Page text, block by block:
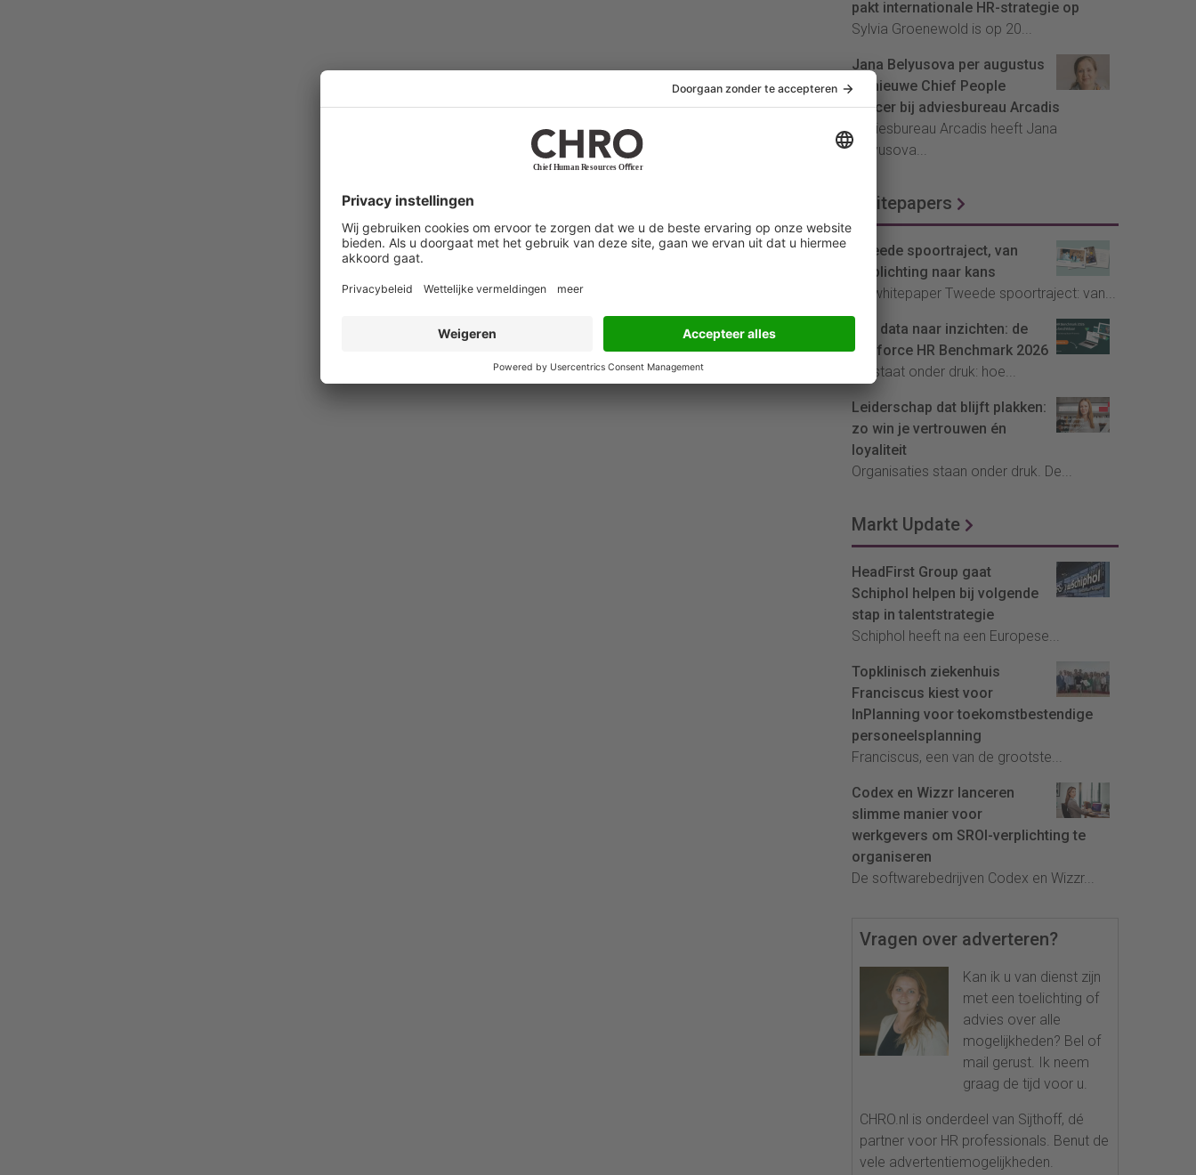
pakt internationale HR-strategie op
Sylvia Groenewold is op 20...
Jana Belyusova per augustus
de nieuwe Chief People
Officer bij adviesbureau Arcadis
Adviesbureau Arcadis heeft Jana
Belyusova...
Whitepapers
Tweede spoortraject, van
verplichting naar kans
De whitepaper Tweede spoortraject: van...
Van data naar inzichten: de
Youforce HR Benchmark 2026
HR staat onder druk: hoe...
Leiderschap dat blijft plakken:
zo win je vertrouwen én
loyaliteit
Organisaties staan onder druk. De...
Markt Update
HeadFirst Group gaat
Schiphol helpen bij volgende
stap in talentstrategie
Schiphol heeft na een Europese...
Topklinisch ziekenhuis
Franciscus kiest voor
InPlanning voor toekomstbestendige
personeelsplanning
Franciscus, een van de grootste...
Codex en Wizzr lanceren
slimme manier voor
werkgevers om SROI-verplichting te
organiseren
De softwarebedrijven Codex en Wizzr...
Vragen over adverteren?
Kan ik u van dienst zijn
met een toelichting of
advies over alle
mogelijkheden? Bel of
mail gerust. Ik neem
graag de tijd voor u.
CHRO.nl is onderdeel van Sijthoff, dé
partner voor HR professionals. Benut de
vele advertentiemogelijkheden.